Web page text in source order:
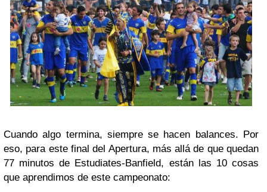
Cuando algo termina, siempre se hacen balances. Por
eso, para este final del Apertura, más allá de que quedan
77 minutos de Estudiates-Banfield, están las 10 cosas
que aprendimos de este campeonato: